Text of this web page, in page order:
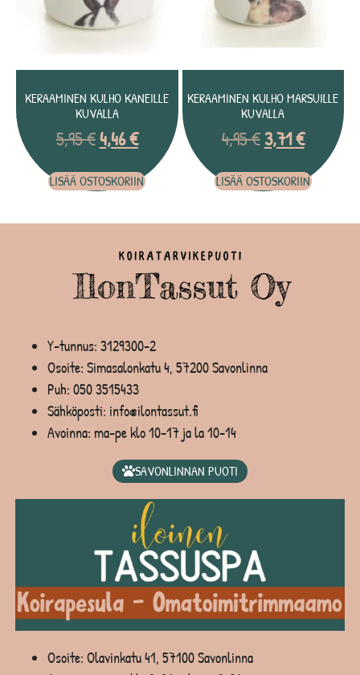
KERAAMINEN KULHO KANEILLE
KUVALLA
5,95€4,46€
LISÄÄ OSTOSKORIIN
KERAAMINEN KULHO MARSUILLE
KUVALLA
4,95€ 3,71€
LISÄÄ OSTOSKORIIN
Y-tunnus: 3129300-2
Osoite: Simasalonkatu 4, 57200 Savonlinna
Puh: 050 3515433
Sähköposti: info@ilontassut.fi
Avoinna: ma-pe klo 10-17 ja la 10-14
SAVONLINNAN PUOTI
Osoite: Olavinkatu 41, 57100 Savonlinna